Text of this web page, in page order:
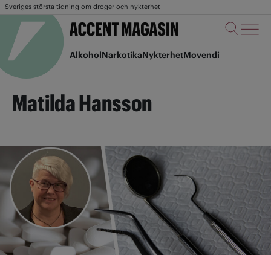
Sveriges största tidning om droger och nykterhet
AlkoholNarkotikaNykterhetMovendi
Matilda Hansson